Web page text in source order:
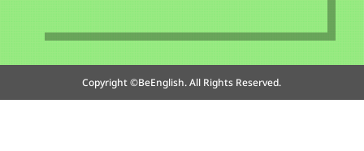
Copyright ©BeEnglish. All Rights Reserved.